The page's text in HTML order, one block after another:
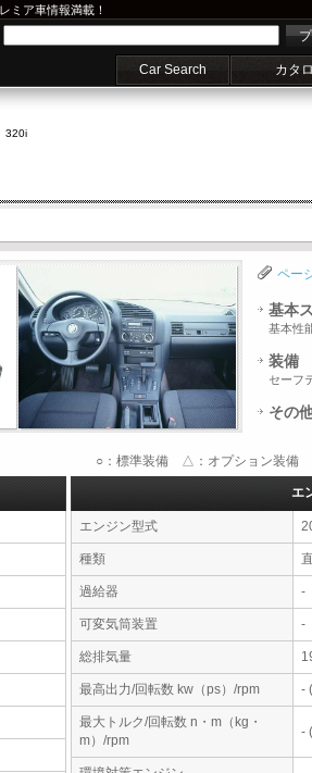
ミア車情報満載！
Car Search カタ
320i
ペー
基本
基本性
装備
セーフ
その
○：標準装備 △：オプション装備 -
エ
エンジン型式
種類
過給器 -
可変気筒装置 -
総排気量
最高出力/回転数 kw（ps）/rpm -
最大トルク/回転数 n・m（kg・
m）/rpm
-